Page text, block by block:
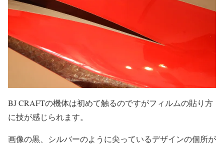
BJ CRAFTの機体は初めて触るのですがフィルムの貼り方
に技が感じられます。
画像の黒、シルバーのように尖っているデザインの個所が